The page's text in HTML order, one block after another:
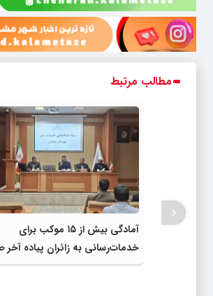
مطالب مرتبط
آمادگی بیش از ۱۵ موکب برای
خدمات‌رسانی به زائران پیاده آخر
شهرستان چناران
‹